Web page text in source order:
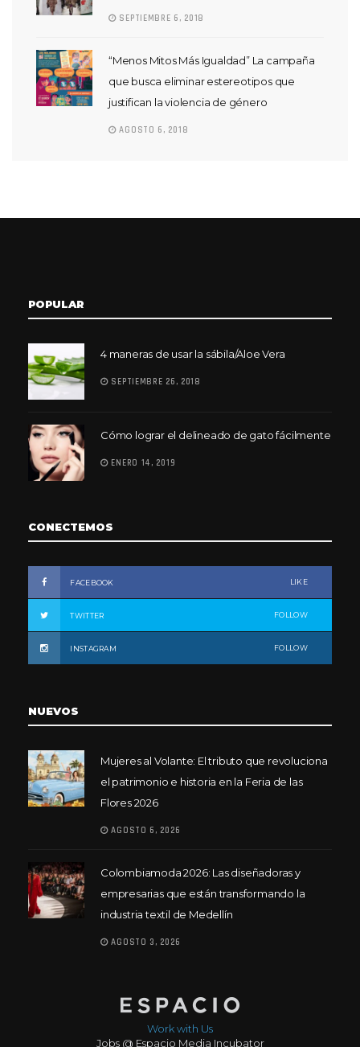
SEPTIEMBRE 6, 2018
“Menos Mitos Más Igualdad” La campaña
que busca eliminar estereotipos que
justifican la violencia de género
AGOSTO 6, 2018
POPULAR
4 maneras de usar la sábila/Aloe Vera
SEPTIEMBRE 26, 2018
Cómo lograr el delineado de gato fácilmente
ENERO 14, 2019
CONECTEMOS
FACEBOOK LIKE
TWITTER FOLLOW
INSTAGRAM FOLLOW
NUEVOS
Mujeres al Volante: El tributo que revoluciona
el patrimonio e historia en la Feria de las
Flores 2026
AGOSTO 6, 2026
Colombiamoda 2026: Las diseñadoras y
empresarias que están transformando la
industria textil de Medellín
AGOSTO 3, 2026
Work with Us
Jobs @ Espacio Media Incubator